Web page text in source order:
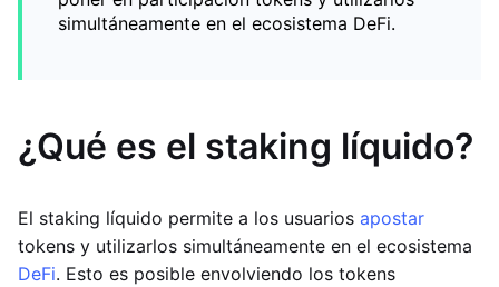
simultáneamente en el ecosistema DeFi.
¿Qué es el staking líquido?
El staking líquido permite a los usuarios apostar
tokens y utilizarlos simultáneamente en el ecosistema
DeFi. Esto es posible envolviendo los tokens